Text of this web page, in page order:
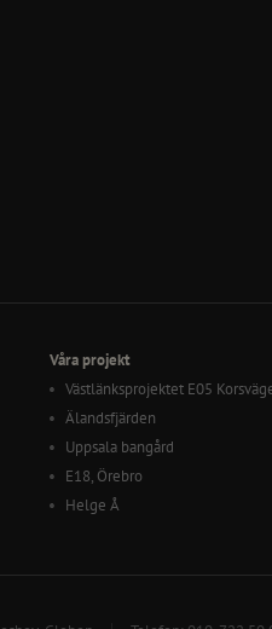
Våra projekt
Västlänksprojektet E05
Älandsfjärden
Uppsala bangård
E18, Örebro
Helge Å